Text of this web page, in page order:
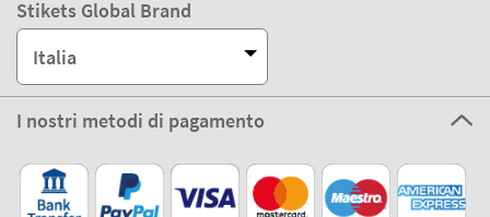
Stikets Global Brand
Italia
I nostri metodi di pagamento